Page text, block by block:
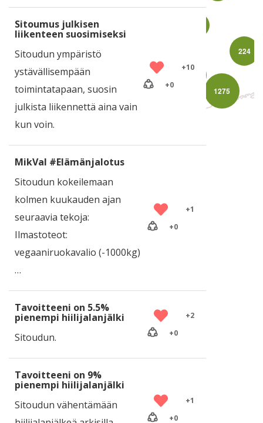
Sitoumus julkisen
liikenteen suosimiseksi
Sitoudun ympäristö
ystävällisempään
toimintatapaan, suosin
julkista liikennettä aina vain
kun voin.
+10
+0
MikVal #Elämänjalotus
Sitoudun kokeilemaan
kolmen kuukauden ajan
seuraavia tekoja:
Ilmastoteot:
vegaaniruokavalio (-1000kg)
…
+1
+0
Tavoitteeni on 5.5%
pienempi hiilijalanjälki
Sitoudun.
+2
+0
Tavoitteeni on 9%
pienempi hiilijalanjälki
Sitoudun vähentämään
+1
+0
224
1275